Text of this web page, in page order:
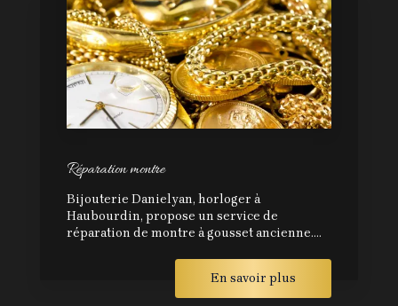
Réparation montre
Bijouterie Danielyan, horloger à
Haubourdin, propose un service de
réparation de montre à gousset ancienne....
En savoir plus